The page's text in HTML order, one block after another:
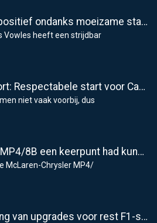
James Vowles blijft positief ondanks moeizame start Williams 2026
Vowles heeft een strijdbar
F1 2026-tussenrapport: Respectabele start voor Cadillac
niet vaak voorbij, dus
Waarom de McLaren MP4/8B een keerpunt had kunnen zijn voor de F1
McLaren-Chrysler MP4/
Mercedes houdt timing van upgrades voor rest F1-seizoen 2026 nauwlettend in de gaten